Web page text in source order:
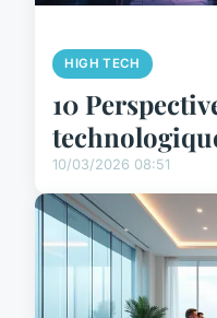
HIGH TECH
10
10/03/2026 08:51